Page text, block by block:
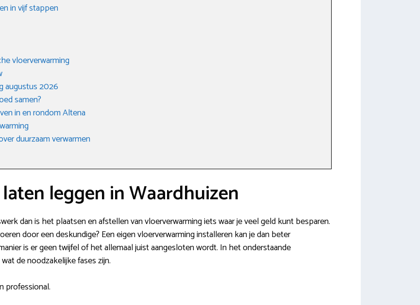
in vijf stappen
vloerverwarming
augustus 2026
samen?
in en rondom Altena
duurzaam verwarmen
leggen in Waardhuizen
dan is het plaatsen en afstellen van vloerverwarming iets waar je veel geld kunt besparen.
door een deskundige? Een eigen vloerverwarming installeren kan je dan beter
is er geen twijfel of het allemaal juist aangesloten wordt. In het onderstaande
de noodzakelijke fases zijn.
professional.